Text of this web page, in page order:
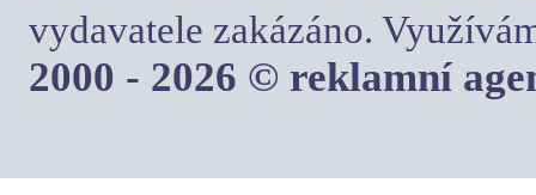
vydavatele zakázáno.
2000 - 2026 © reklamní